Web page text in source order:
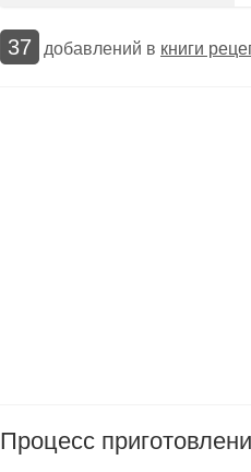
37 добавлений в книги
Процесс